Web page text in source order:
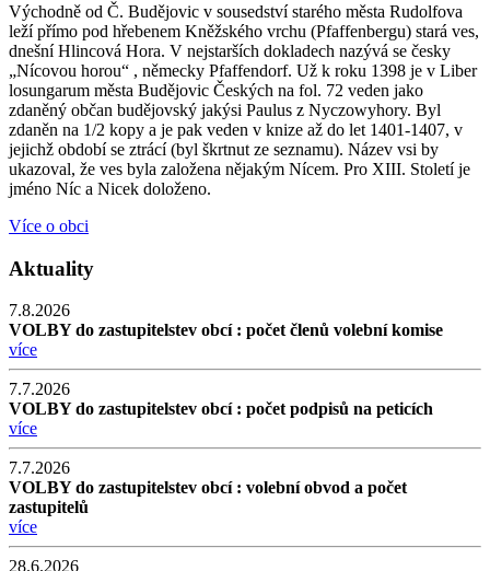
Východně od Č. Budějovic v sousedství starého města Rudolfova
leží přímo pod hřebenem Kněžského vrchu (Pfaffenbergu) stará ves,
dnešní Hlincová Hora. V nejstarších dokladech nazývá se česky
„Nícovou horou“ , německy Pfaffendorf. Už k roku 1398 je v Liber
losungarum města Budějovic Českých na fol. 72 veden jako
zdaněný občan budějovský jakýsi Paulus z Nyczowyhory. Byl
zdaněn na 1/2 kopy a je pak veden v knize až do let 1401-1407, v
jejichž období se ztrácí (byl škrtnut ze seznamu). Název vsi by
ukazoval, že ves byla založena nějakým Nícem. Pro XIII. Století je
jméno Níc a Nicek doloženo.
Více o obci
Aktuality
7.8.2026
VOLBY do zastupitelstev obcí : počet členů volební komise
více
7.7.2026
VOLBY do zastupitelstev obcí : počet podpisů na peticích
více
7.7.2026
VOLBY do zastupitelstev obcí : volební obvod a počet
zastupitelů
více
28.6.2026